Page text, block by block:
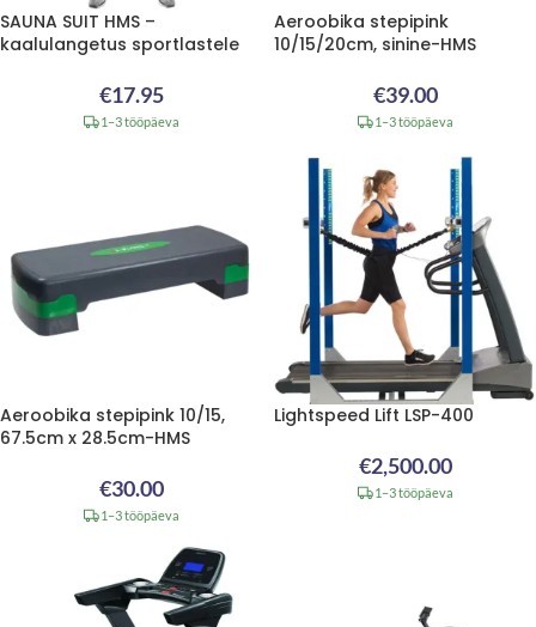
SAUNA SUIT HMS –
kaalulangetus sportlastele
€17.95
1–3 tööpäeva
Aeroobika stepipink
10/15/20cm, sinine-HMS
€39.00
1–3 tööpäeva
Aeroobika stepipink 10/15,
67.5cm x 28.5cm-HMS
€30.00
1–3 tööpäeva
Lightspeed Lift LSP-400
€2,500.00
1–3 tööpäeva